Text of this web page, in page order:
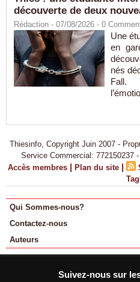
découverte de deux
Rédaction - 07/08/2026 - 0
Une
en
nés
Fall.
Thiesinfo, Copyright Juin 2007 -
Service Commercial: 772150237
Accès membres | Plan du site |
Qui Sommes-nous?
Contactez-nous
Auteurs
Suivez-nous sur